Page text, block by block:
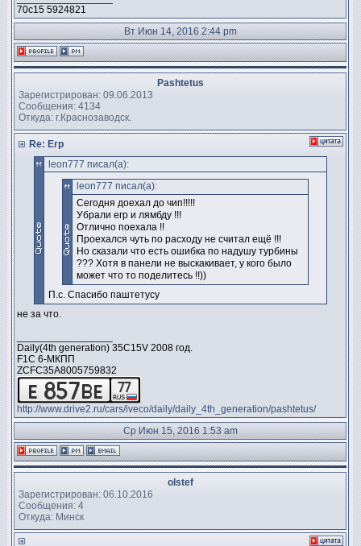
70с15 5924821
Вт Июн 14, 2016 2:44 pm
Pashtetus
Зарегистрирован: 09.06.2013
Сообщения: 4134
Откуда: г.Краснозаводск.
Re: Егр
leon777 писал(а):
leon777 писал(а):
Сегодня доехал до чип!!!!!
Убрали егр и лямбду !!!
Отлично поехала !!
Проехался чуть по расходу не считал ещё !!!
Но сказали что есть ошибка по надушу турбины
??? Хотя в панели не выскакивает, у кого было
может что то поделитесь !!))
П.с. Спасибо паштетусу
не за что.
Daily(4th generation) 35C15V 2008 год.
F1C 6-МКПП
ZCFC35A8005759832
http://www.drive2.ru/cars/iveco/daily/daily_4th_generation/pashtetus/
Ср Июн 15, 2016 1:53 am
olstef
Зарегистрирован: 06.10.2016
Сообщения: 4
Откуда: Минск